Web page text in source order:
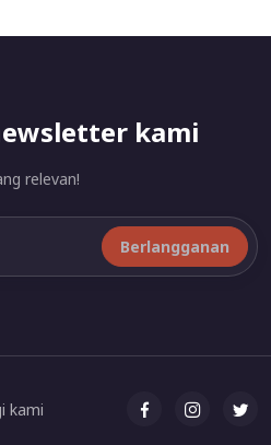
kami
relevan!
Berlangganan
kami